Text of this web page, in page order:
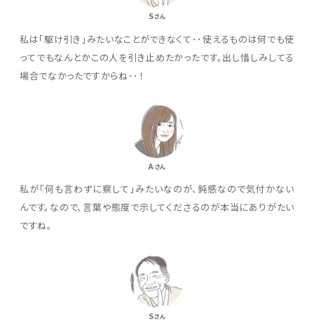
Sさん
私は「駆け引き」みたいなことができなくて･･使えるものは何でも使
ってでもなんとかこの人を引き止めたかったです。出し惜しみしてる
場合でなかったですからね･･！
Aさん
私が「何も言わずに察して」みたいなのが、鈍感なので気付かない
んです。なので、言葉や態度で示してくださるのが本当にありがたい
ですね。
Sさん